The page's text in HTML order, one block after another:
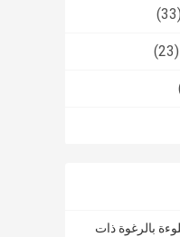
(33)
(23)
بالرغوة ذات